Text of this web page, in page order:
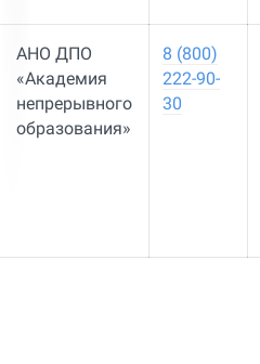
АНО ДПО
«Академия
непрерывного
образования»
8 (800)
222-90-
30